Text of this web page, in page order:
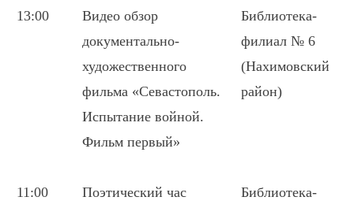
13:00
Видео обзор
документально-
художественного
фильма «Севастополь.
Испытание войной.
Фильм первый»
Библиотека-
филиал № 6
(Нахимовский
район)
11:00
Поэтический час
Библиотека-